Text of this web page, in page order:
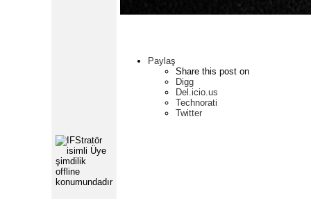
Paylaş
Share this post on
Digg
Del.icio.us
Technorati
Twitter